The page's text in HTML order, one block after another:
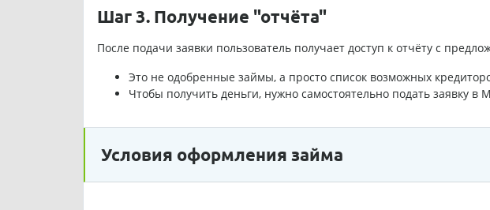
Шаг 3. Получение "отчёта"
После подачи заявки пользователь получает доступ к отчёту с
Это не одобренные займы, а просто список возможных
Чтобы получить деньги, нужно самостоятельно подать заявку в
Условия оформления займа